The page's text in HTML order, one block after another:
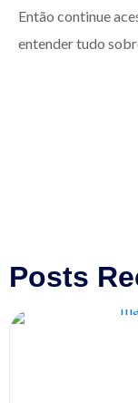
Então continue
entender tudo
Posts